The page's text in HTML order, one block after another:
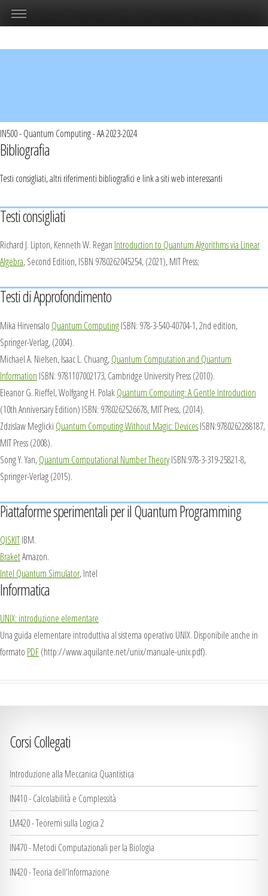
IN500 - Quantum Computing - AA 2023-2024
Bibliografia
Testi consigliati, altri riferimenti bibliografici e link a siti web interessanti
Testi consigliati
Richard J. Lipton, Kenneth W. Regan Introduction to Quantum Algorithms via Linear
Algebra, Second Edition, ISBN 9780262045254, (2021), MIT Press;
Testi di Approfondimento
Mika Hirvensalo Quantum ComputingISBN: 978-3-540-40704-1, 2nd edition,
Springer-Verlag, (2004).
Michael A. Nielsen, Isaac L. Chuang,Quantum Computation and Quantum
Information ISBN: 9781107002173, Cambridge University Press (2010).
Eleanor G. Rieffel, Wolfgang H. PolakQuantum Computing: A Gentle Introduction
(10th Anniversary Edition) ISBN: 9780262526678, MIT Press, (2014).
Zdzislaw Meglicki Quantum Computing Without Magic: DevicesISBN:9780262288187,
MIT Press (2008).
Song Y. Yan,Quantum Computational Number TheoryISBN:978-3-319-25821-8,
Springer-Verlag (2015).
Piattaforme sperimentali per il Quantum Programming
QISKITIBM.
BraketAmazon.
Intel Quantum Simulator, Intel
Informatica
UNIX: introduzione elementare
Una guida elementare introduttiva al sistema operativo UNIX. Disponibile anche in
formato PDF(http://www.aquilante.net/unix/manuale-unix.pdf).
Corsi Collegati
Introduzione alla Meccanica Quantistica
IN410 - Calcolabilità e Complessità
LM420 - Teoremi sulla Logica 2
IN470 - Metodi Computazionali per la Biologia
IN420 - Teoria dell'Informazione